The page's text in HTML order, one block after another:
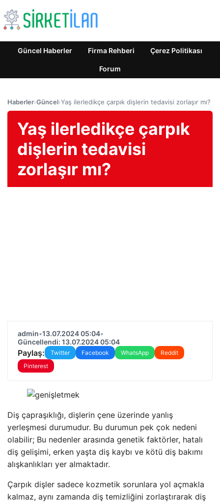
Güncel Haberler Firma Rehberi Çerez Politikası
Forum
Haberler›Güncel›Yaş ilerledikçe çarpık dişlerin tedavisi zorlaşır mı?
Yaş ilerledikçe çarpık
dişlerin tedavisi
zorlaşır mı?
admin•13.07.2024 05:04•
Güncellendi: 13.07.2024 05:04
Paylaş: Twitter Facebook WhatsApp
Reddit
Pinterest
Diş çapraşıklığı, dişlerin çene üzerinde yanlış
yerleşmesi durumudur. Bu durumun pek çok nedeni
olabilir; Bu nedenler arasında genetik faktörler, hatalı
diş gelişimi, erken yaşta diş kaybı ve kötü diş bakımı
alışkanlıkları yer almaktadır.
Çarpık dişler sadece kozmetik sorunlara yol açmakla
kalmaz, aynı zamanda diş temizliğini zorlaştırarak diş